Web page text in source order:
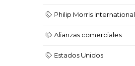
Philip Morris International
Alianzas comerciales
Estados Unidos